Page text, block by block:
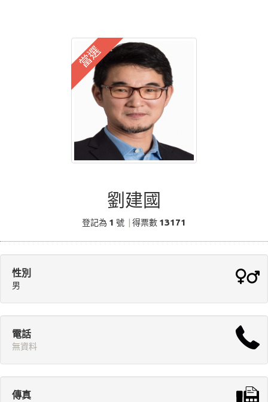
當選
劉建國
登記為 1 號 得票數 13171
性別
男
電話
無資料
傳真